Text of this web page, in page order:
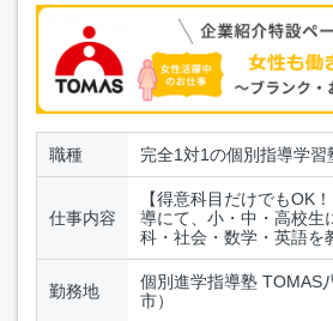
職種 完全1対1の個別指導学習
仕事内容
【得意科目だけでもOK
導にて、小・中・高校生
科・社会・数学・英語を
勤務地
個別進学指導塾 TOMAS
市）